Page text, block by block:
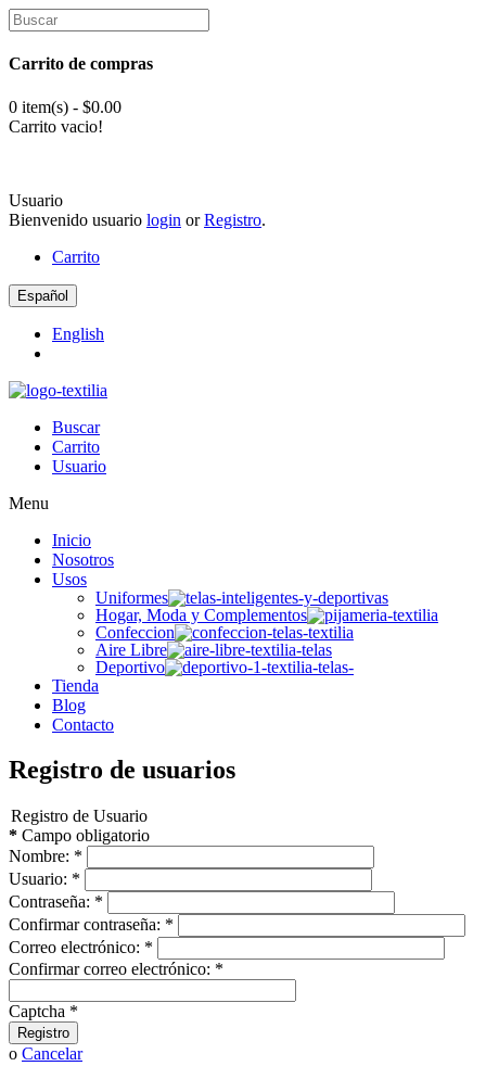
Carrito de compras
0 item(s) - $0.00
Carrito vacio!
Usuario
Bienvenido usuario login orRegistro.
Carrito
Español
English
Buscar
Carrito
Usuario
Menu
Inicio
Nosotros
Usos
Uniformes
Hogar, Moda y Complementos
Confeccion
Aire Libre
Deportivo
Tienda
Blog
Contacto
Registro de usuarios
Registro de Usuario
* Campo obligatorio
Nombre: *
Usuario: *
Contraseña: *
Confirmar contraseña: *
Correo electrónico: *
Confirmar correo electrónico: *
Captcha *
Registro
o Cancelar